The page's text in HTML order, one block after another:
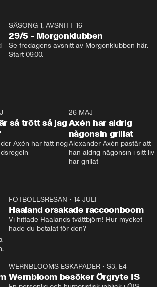
SÄSONG 1, AVSNITT 16
29/5 - Morgonklubben
Se fredagens avsnitt av Morgonklubben här.
så trött så jag
Axén har fått nog
26 MAJ
Axén har aldrig
någonsin grillat
Alexander Axén påstår att
han aldrig någonsin i sitt liv
har grillat
på semifinalen mellan Frankrike och Spanien.
FOTBOLLSRESAN •14 JULI
Haaland orsakade raccoonboom
Vi hittade Haalands tvättbjörn! Hur mycket
hade du betalat för den?
Plus
WERNBLOOMS ESKAPADER •S3, E4
Wernbloom besöker Örgryte IS